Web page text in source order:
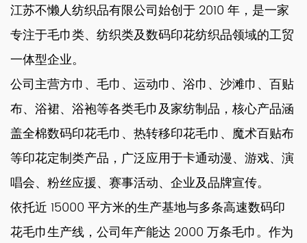
江苏不懒人纺织品有限公司始创于 2010 年，是一家
专注于毛巾类、纺织类及数码印花纺织品领域的工贸
一体型企业。
公司主营方巾、毛巾、运动巾、浴巾、沙滩巾、百贴
布、浴裙、浴袍等各类毛巾及家纺制品，核心产品涵
盖全棉数码印花毛巾、热转移印花毛巾、魔术百贴布
等印花定制类产品，广泛应用于卡通动漫、游戏、演
唱会、粉丝应援、赛事活动、企业及品牌宣传。
依托近 15000 平方米的生产基地与多条高速数码印
花毛巾生产线，公司年产能达 2000 万条毛巾。作为